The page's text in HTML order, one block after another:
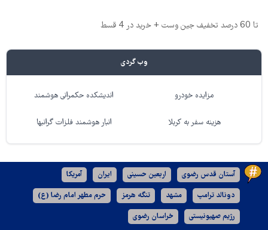
تا 60 درصد تخفیف جین وست + خرید در 4 قسط
وب گردی
مزایده خودرو اندیشکده حکمرانی هوشمند
هزینه سفر به کربلا انبار هوشمند فلزات گرانبها
آستان قدس رضوی اربعین حسینی ایران آمریکا
دونالد ترامپ مشهد تنگه هرمز حرم مطهر امام رضا (ع)
رژیم صهیونیستی خراسان رضوی